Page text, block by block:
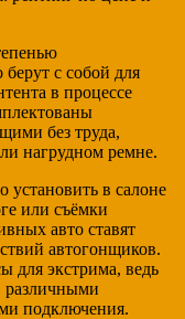
с собой для
в процессе
без труда,
нагрудном ремне.
в салоне
или съёмки
авто ставят
автогонщиков.
для экстрима, ведь
различными
подключения.